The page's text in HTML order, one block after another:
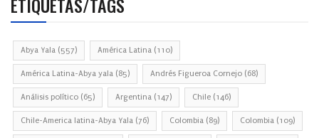
Abya Yala (557) América Latina (110)
América Latina-Abya yala (85) Andrés Figueroa Cornejo (68)
Análisis político (65) Argentina (147) Chile (146)
Chile-America latina-Abya Yala (76) Colombia (89) Colombia (109)